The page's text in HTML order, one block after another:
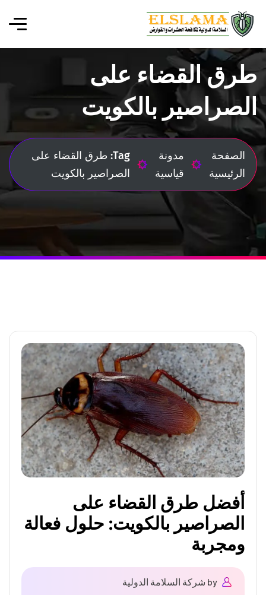
طرق القضاء على
الصراصير بالكويت
الصفحة
الرئيسية
مدونة
قياسية
Tag: طرق القضاء على
الصراصير بالكويت
أفضل طرق القضاء على
الصراصير بالكويت: حلول فعالة
ومجربة
by شركة السلامة الدولية